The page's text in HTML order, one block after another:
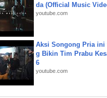
da (Official Music
youtube.com
Aksi Songong Pria ini
g Bikin Tim Prabu
6
youtube.com